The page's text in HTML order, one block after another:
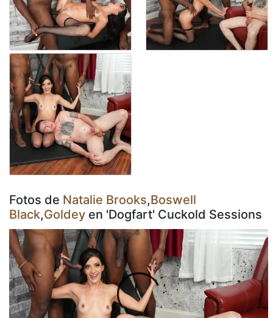
Fotos de Natalie Brooks,Boswell
Black,Goldey en 'Dogfart' Cuckold Sessions